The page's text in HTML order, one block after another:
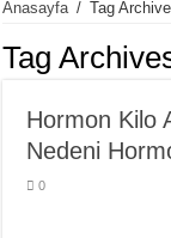
Selülitler İle Mücadele
Tatlı Yeme İstediğinizi
Yaş İlerledikçe
Hergün Güne Yulaf İle
Anasayfa / Tag
Tag
Hormon Kilo
Nedeni
0